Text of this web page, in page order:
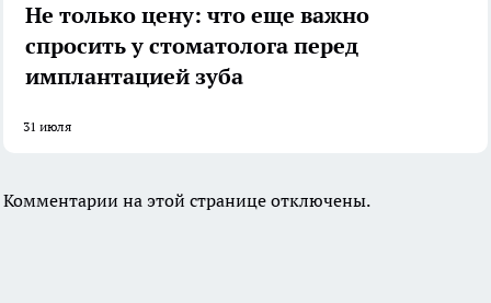
Не только цену: что еще важно
спросить у стоматолога перед
имплантацией зуба
31 июля
Комментарии на этой странице отключены.